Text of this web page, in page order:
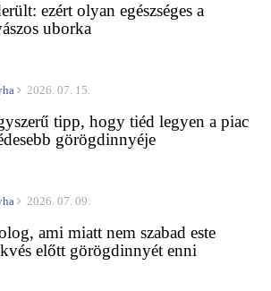
ezért olyan egészséges a
uborka
2026. 07. 15.
tipp, hogy tiéd legyen a piac
görögdinnyéje
2026. 07. 09.
ami miatt nem szabad este
előtt görögdinnyét enni